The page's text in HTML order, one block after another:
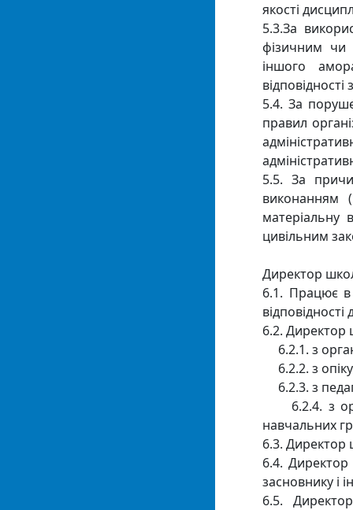
якості
5.3.За
фізичним чи
іншого
5.4. За
правил
5.5. За
виконанням
матеріальну
цивільним
Директор
6.1. Працює
6.2. Директор
6.2.1. з
6.2.2. з
6.2.3. з
6.2.4. з
навчальних
6.3. Директор
6.4. Директор
засновнику і
6.5.